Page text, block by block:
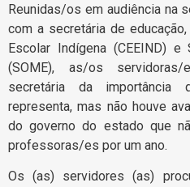
Reunidas/os em audiência na
com a secretária de
Escolar Indígena (CEEIND)
(SOME), as/os
secretária da importância
representa, mas não houve
do governo do estado que
professoras/es por um ano.
Os (as) servidores (as)